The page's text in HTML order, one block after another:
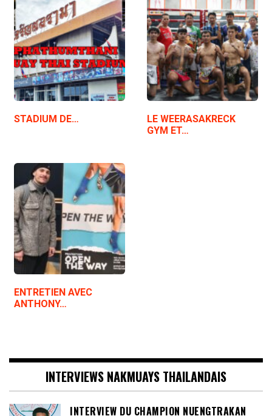
STADIUM DE…
LE WEERASAKRECK
GYM ET…
ENTRETIEN AVEC
ANTHONY…
INTERVIEWS NAKMUAYS THAILANDAIS
INTERVIEW DU CHAMPION NUENGTRAKAN